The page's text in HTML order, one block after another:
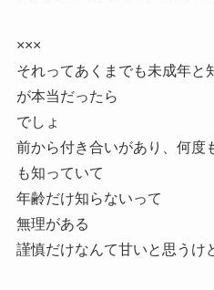
×××
それってあくまでも未成年と
が本当だったら
でしょ
前から付き合いがあり、何度
も知っていて
年齢だけ知らないって
無理がある
謹慎だけなんて甘いと思うけ